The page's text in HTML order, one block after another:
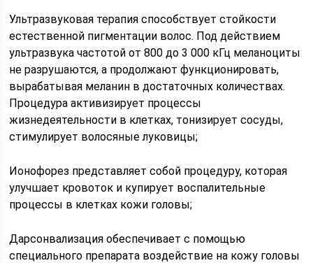
Ультразвуковая терапия способствует стойкости
естественной пигментации волос. Под действием
ультразвука частотой от 800 до 3 000 кГц меланоциты
не разрушаются, а продолжают функционировать,
вырабатывая меланин в достаточных количествах.
Процедура активизирует процессы
жизнедеятельности в клетках, тонизирует сосуды,
стимулирует волосяные луковицы;
Ионофорез представляет собой процедуру, которая
улучшает кровоток и купирует воспалительные
процессы в клетках кожи головы;
Дарсонвализация обеспечивает с помощью
специального препарата воздействие на кожу головы